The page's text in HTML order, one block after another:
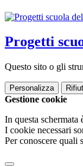
Progetti
Questo sito o gli
Personalizza
Gestione cookie
In questa schermata
I cookie necessari
Per conoscere quali